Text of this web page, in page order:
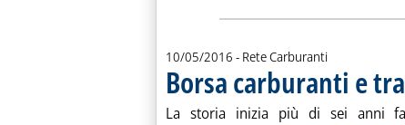
10/05/2016 - Rete Carburanti
Borsa carburanti e
La storia inizia più di sei anni fa,